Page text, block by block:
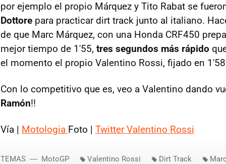
por ejemplo el propio Márquez y Tito Rabat se
Dottore para practicar dirt track junto al italiano.
de que Marc Márquez, con una Honda CRF450
mejor tiempo de 1'55, tres segundos más rápido
el momento el propio Valentino Rossi, fijado en
Con lo competitivo que es, veo a Valentino dando
Ramón!!
Vía | Motologia Foto | Twitter Valentino Rossi
TEMAS MotoGP Valentino Rossi Dirt Track